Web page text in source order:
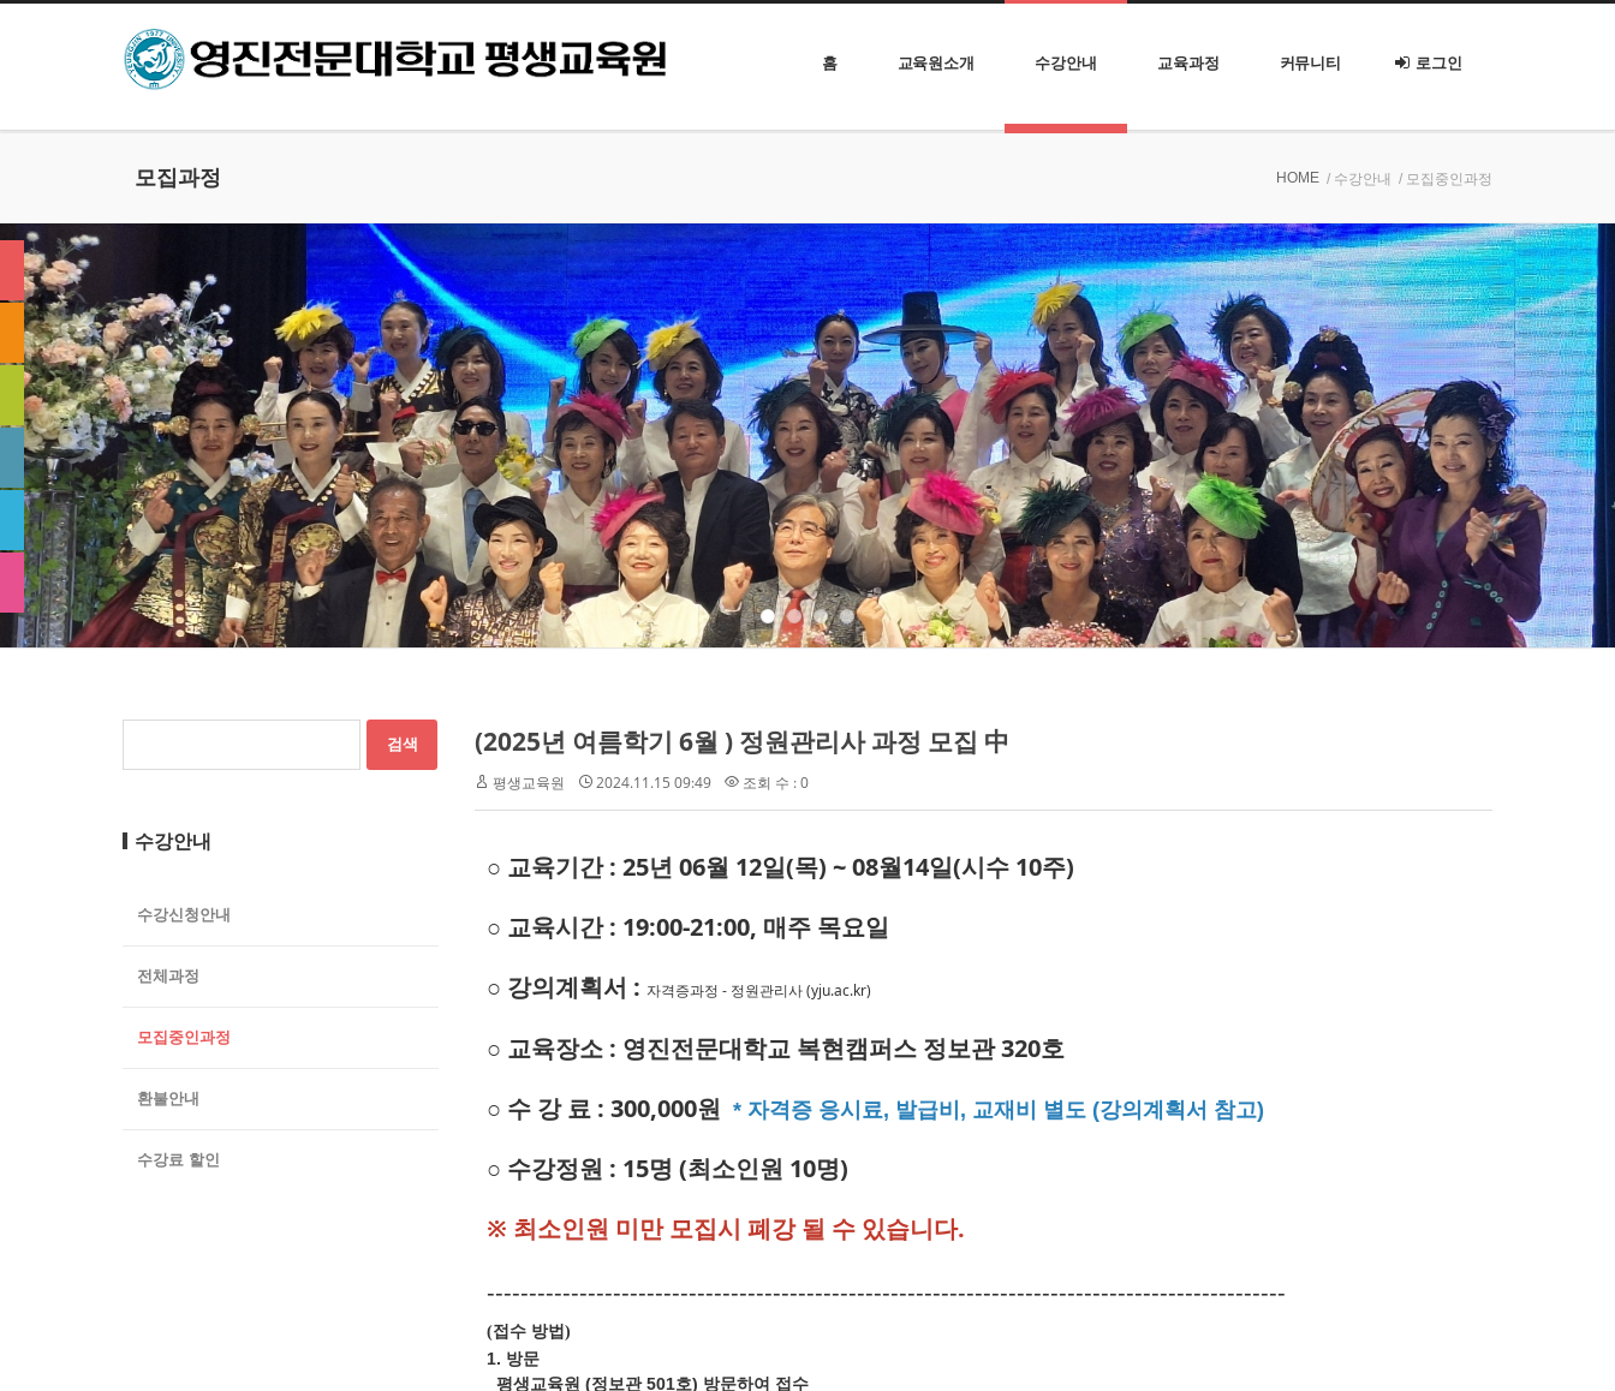
홈 교육원소개 수강안내 교육과정 커뮤니티 로그인
모집과정 HOME / 수강안내 / 모집중인과정
(2025년 여름학기 6월 ) 정원관리사 과정 모집 中
평생교육원 2024.11.15 09:49 조회 수 : 0
○ 교육기간: 25년 06월 12일(목) ~ 08월14일(시수 10주)
○ 교육시간 : 19:00-21:00, 매주 목요일
○ 강의계획서 : 자격증과정 - 정원관리사 (yju.ac.kr)
○ 교육장소 : 영진전문대학교 복현캠퍼스 정보관 320호
○ 수 강 료 : 300,000원 * 자격증 응시료, 발급비, 교재비 별도 (강의계획서 참고)
○ 수강정원 : 15명 (최소인원 10명)
※ 최소인원 미만 모집시 폐강 될 수 있습니다.
-----------------------------------------------------------------------------------------------
(접수 방법 )
1. 방문
평생교육원 (정보관 501호) 방문하여 접수
수강안내
수강신청안내
전체과정
모집중인과정
환불안내
수강료 할인